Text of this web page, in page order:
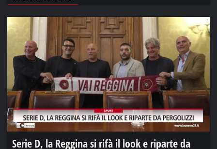
Serie D, la Reggina si rifà il look e riparte da